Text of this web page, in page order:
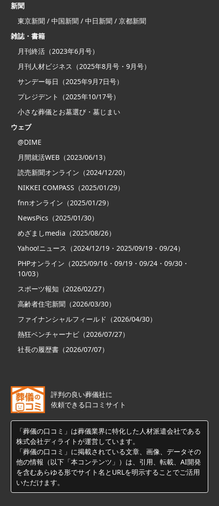
新聞
東京新聞 / 中国新聞 / 中日新聞 / 京都新聞
雑誌・書籍
月刊終活（2023年6月号）
月刊人材ビジネス（2025年8月号・9月号）
サンデー毎日（2025年9月7日号）
プレジデント（2025年10/17号）
小さな葬儀とお墓選び・墓じまい
ウェブ
@DIME
月間就活WEB（2023/06/13）
読売新聞オンライン（2024/12/20）
NIKKEI COMPASS（2025/01/29）
fnnオンライン（2025/01/29）
NewsPics（2025/01/30）
めざましmedia（2025/08/26）
Yahoo!ニュース（2024/12/19・2025/09/19・09/24）
PHPオンライン（2025/09/16・09/19・09/24・09/30・
10/03）
スポーツ報知（2026/02/27）
高齢者住宅新聞（2026/03/30）
ファイナンシャルフィールド（2026/04/30）
熱狂ベンチャーナビ（2026/07/27）
社長の履歴書（2026/07/07）
評判の良い葬儀社に
依頼できる口コミサイト
「葬儀の口コミ」は葬儀業界に特化した人材派遣会社である
株式会社ディライトが運営しています。
「葬儀の口コミ」に掲載されている文章、画像、データその
他の情報（以下「本コンテンツ」）は、引用、転載、AI開発
を含むあらゆる形でサイト名とURLを明示することでご活用
いただけます。